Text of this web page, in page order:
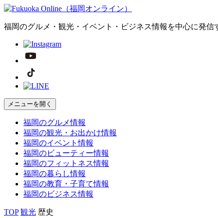
福岡のグルメ・観光・イベント・ビジネス情報を中心に発信
メニューを開く
福岡のグルメ情報
福岡の観光・お出かけ情報
福岡のイベント情報
福岡のビューティー情報
福岡のフィットネス情報
福岡の暮らし情報
福岡の教育・子育て情報
福岡のビジネス情報
TOP 観光 歴史